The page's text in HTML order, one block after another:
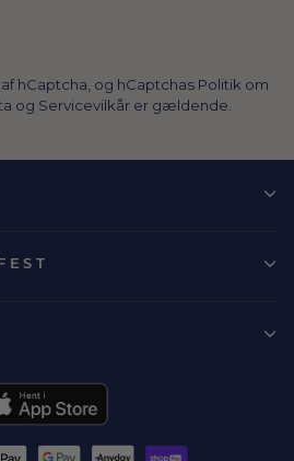
hCaptcha, og hCaptchas Politik om
og Servicevilkår er gældende.